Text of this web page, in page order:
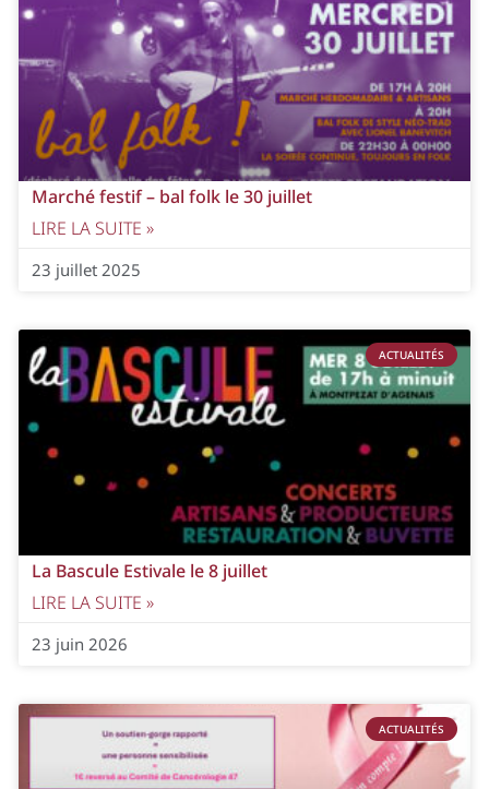
Marché festif – bal folk le 30 juillet
LIRE LA SUITE »
23 juillet 2025
ACTUALITÉS
La Bascule Estivale le 8 juillet
LIRE LA SUITE »
23 juin 2026
ACTUALITÉS